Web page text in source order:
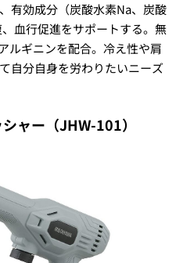
有効成分（炭酸水素Na、炭酸
血行促進をサポートする。無
ルギニンを配合。冷え性や肩
自分自身を労わりたいニーズ
ャー（JHW-101）